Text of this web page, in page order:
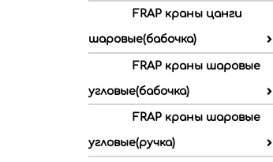
FRAP краны цанги
шаровые(бабочка)
FRAP краны шаровые
угловые(бабочка)
FRAP краны шаровые
угловые(ручка)